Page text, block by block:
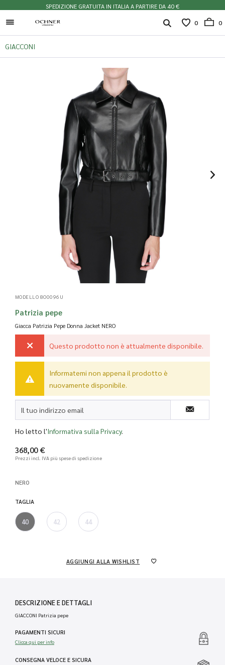
SPEDIZIONE GRATUITA IN ITALIA A PARTIRE DA 40 €
0 0
GIACCONI
MODELLO 8O0096U
Patrizia pepe
Giacca Patrizia Pepe Donna Jacket NERO
Questo prodotto non è attualmente disponibile.
Informatemi non appena il prodotto è
nuovamente disponibile.
Ho letto l'Informativa sulla Privacy.
368,00 €
Prezzi incl. IVA più spese di spedizione
NERO
TAGLIA
40 42 44
AGGIUNGI ALLA WISHLIST
DESCRIZIONE E DETTAGLI
GIACCONI Patrizia pepe
PAGAMENTI SICURI
Clicca qui per info
CONSEGNA VELOCE E SICURA